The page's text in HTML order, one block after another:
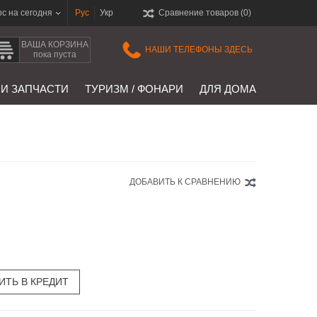
на сегодня Рус Укр Сравнение товаров (0)
ВАША КОРЗИНА
пока пуста
НАШИ ТЕЛЕФОНЫ ЗДЕСЬ
ЗАПЧАСТИ ТУРИЗМ / ФОНАРИ ДЛЯ ДОМА
ДОБАВИТЬ К СРАВНЕНИЮ
В КРЕДИТ